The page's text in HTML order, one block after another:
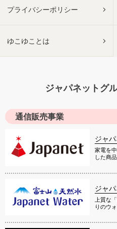
プライバシーポリシー
ゆこゆことは
ジャパネットグ
通信販売事業
ジャ
家電を
した商
ジャ
上質な
りのウ